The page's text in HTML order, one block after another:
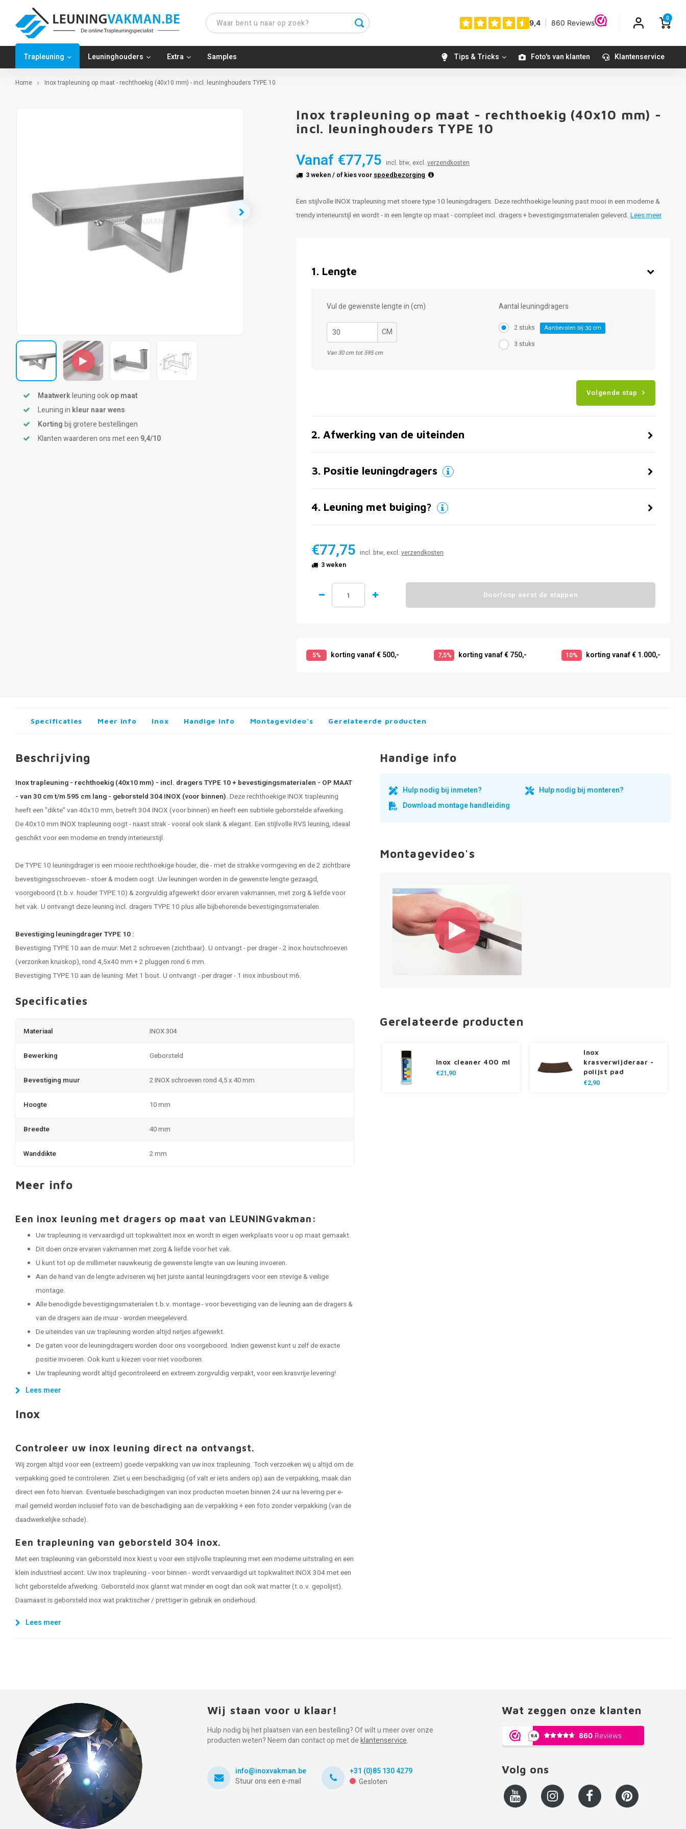
0
Trapleuning Leuninghouders Extra Samples Tips & Tricks Foto's van klanten Klantenservice
Home Inox trapleuning op maat - rechthoekig (40x10 mm) - incl. leuninghouders TYPE 10
Maatwerkleuning ookop maat
Leuning in kleur naar wens
Kortingbij grotere bestellingen
Klanten waarderen ons met een 9,4/10
Inox trapleuning op maat - rechthoekig (40x10 mm) -
incl. leuninghouders TYPE 10
Vanaf €77,75 incl. btw, excl. verzendkosten
3 weken/ of kies voor spoedbezorging
Een stijlvolle INOX trapleuning met stoere type 10 leuningdragers. Deze rechthoekige leuning past mooi in een moderne &
trendy interieurstijl en wordt - in een lengte op maat - compleet incl. dragers + bevestigingsmaterialen geleverd. Lees meer
1. Lengte
Vul de gewenste lengte in (cm)
CM
Van 30 cm tot 595 cm
Aantal leuningdragers
2 stuks Aanbevolen bij 30 cm
3 stuks
Volgende stap
2. Afwerking van de uiteinden
3. Positie leuningdragers
4. Leuning met buiging?
€77,75 incl. btw, excl. verzendkosten
3 weken
Doorloop eerst de stappen
5% korting vanaf € 500,- 7,5% korting vanaf € 750,- 10% korting vanaf € 1.000,-
Specificaties Meer info Inox Handige info Montagevideo's Gerelateerde producten
Beschrijving
Inox trapleuning - rechthoekig (40x10 mm) - incl. dragers TYPE 10 + bevestigingsmaterialen - OP MAAT
- van 30 cm t/m 595 cm lang - geborsteld 304 INOX (voor binnen). Deze rechthoekige INOX trapleuning
heeft een "dikte" van 40x10 mm, betreft 304 INOX (voor binnen) en heeft een subtiele geborstelde afwerking.
De 40x10 mm INOX trapleuning oogt - naast strak - vooral ook slank & elegant. Een stijlvolle RVS leuning, ideaal
geschikt voor een moderne en trendy interieurstijl.
De TYPE 10 leuningdrager is een mooie rechthoekige houder, die - met de strakke vormgeving en de 2 zichtbare
bevestigingsschroeven - stoer & modern oogt. Uwleuningen worden in de gewenste lengte gezaagd,
voorgeboord (t.b.v. houder TYPE 10) & zorgvuldig afgewerkt door ervaren vakmannen, met zorg & liefde voor
het vak. U ontvangt deze leuning incl. dragers TYPE 10 plus alle bijbehorende bevestigingsmaterialen.
Bevestiging leuningdrager TYPE 10 :
Bevestiging TYPE 10 aan de muur: Met 2 schroeven (zichtbaar). U ontvangt - per drager - 2 inox houtschroeven
(verzonken kruiskop), rond 4,5x40 mm + 2 pluggen rond 6 mm.
Bevestiging TYPE 10 aan de leuning: Met 1 bout. U ontvangt - per drager - 1 inox inbusbout m6.
Specificaties
Materiaal INOX 304
Bewerking Geborsteld
Bevestiging muur 2 INOX schroeven rond 4,5 x 40 mm
Hoogte 10 mm
Breedte 40 mm
Wanddikte 2 mm
Meer info
Een inox leuning met dragers op maat van LEUNINGvakman:
Uw trapleuning is vervaardigd uit topkwaliteit inox en wordt in eigen werkplaats voor u op maat gemaakt.
Dit doen onze ervaren vakmannen met zorg & liefde voor het vak.
U kunt tot op de millimeter nauwkeurig de gewenste lengte van uw leuning invoeren.
Aan de hand van de lengte adviseren wij het juiste aantal leuningdragers voor een stevige & veilige
montage.
Alle benodigde bevestigingsmaterialen t.b.v. montage - voor bevestiging van de leuning aan de dragers &
van de dragers aan de muur - worden meegeleverd.
De uiteindes van uw trapleuning worden altijd netjes afgewerkt.
De gaten voor de leuningdragers worden door ons voorgeboord. Indien gewenst kunt u zelf de exacte
positie invoeren. Ook kunt u kiezen voor niet voorboren.
Uw trapleuning wordt altijd gecontroleerd en extreem zorgvuldig verpakt, voor een krasvrije levering!
Lees meer
Inox
Controleer uw inox leuning direct na ontvangst.
Wij zorgen altijd voor een (extreem) goede verpakking van uw inox trapleuning. Toch verzoeken wij u altijd om de
verpakking goed te controleren. Ziet u een beschadiging (of valt er iets anders op) aan de verpakking, maak dan
direct een foto hiervan. Eventuele beschadigingen van inox producten moeten binnen 24 uur na levering per e-
mail gemeld worden inclusief foto van de beschadiging aan de verpakking + een foto zonder verpakking (van de
daadwerkelijke schade).
Een trapleuning van geborsteld 304 inox.
Met een trapleuning van geborsteld inox kiest u voor een stijlvolle trapleuning met een moderne uitstraling en een
klein industrieel accent. Uw inox trapleuning - voor binnen - wordt vervaardigd uit topkwaliteit INOX 304 met een
licht geborstelde afwerking. Geborsteld inox glanst wat minder en oogt dan ook wat matter (t.o.v. gepolijst).
Daarnaast is geborsteld inox wat praktischer / prettiger in gebruik en onderhoud.
Lees meer
Handige info
Hulp nodig bij inmeten?
Hulp nodig bij monteren?
Download montage handleiding
Montagevideo's
Gerelateerde producten
Inox cleaner 400 ml
€21,90
Inox
krasverwijderaar -
polijst pad
€2,90
Wij staan voor u klaar!
Hulp nodig bij het plaatsen van een bestelling? Of wilt u meer over onze
producten weten? Neem dan contact op met deklantenservice.
info@inoxvakman.be
Stuur ons een e-mail
+31 (0)85 130 4279
Gesloten
Wat zeggen onze klanten
Volg ons